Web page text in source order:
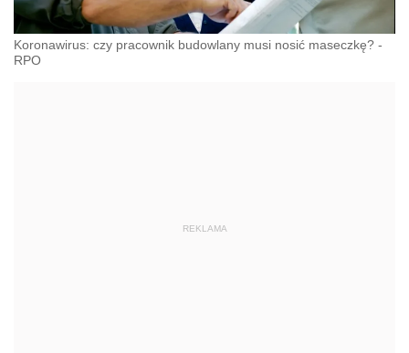
Koronawirus: czy pracownik budowlany musi nosić maseczkę? -
RPO